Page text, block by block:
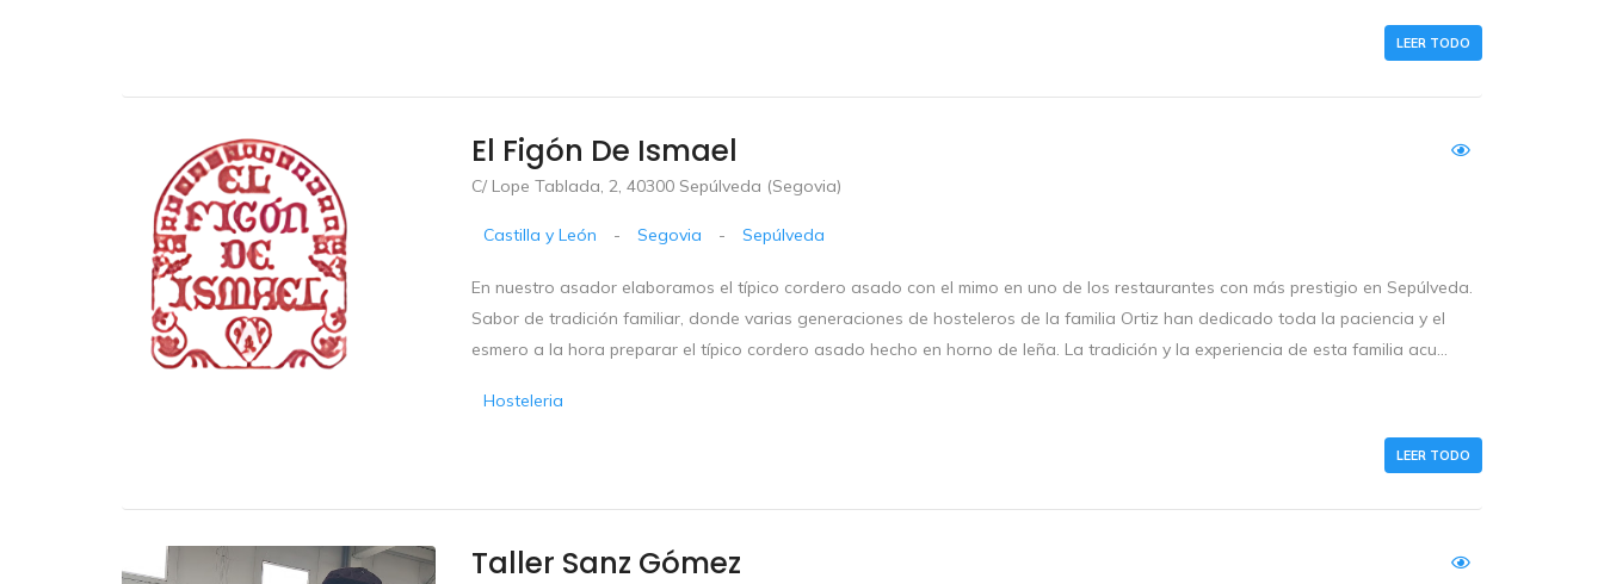
LEER TODO
El Figón De Ismael
C/ Lope Tablada, 2, 40300 Sepúlveda (Segovia)
Castilla y León - Segovia - Sepúlveda
En nuestro asador elaboramos el típico cordero asado con el mimo en uno de los restaurantes con más prestigio en Sepúlveda.
Sabor de tradición familiar, donde varias generaciones de hosteleros de la familia Ortiz han dedicado toda la paciencia y el
esmero a la hora preparar el típico cordero asado hecho en horno de leña. La tradición y la experiencia de esta familia acu...
Hosteleria
LEER TODO
Taller Sanz Gómez